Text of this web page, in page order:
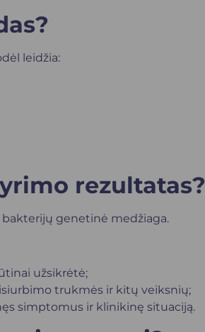
leidžia:
rezultatas?
bakterijų genetinė medžiaga.
užsikrėtė;
trukmės ir kitų veiksnių;
simptomus ir klinikinę situaciją.